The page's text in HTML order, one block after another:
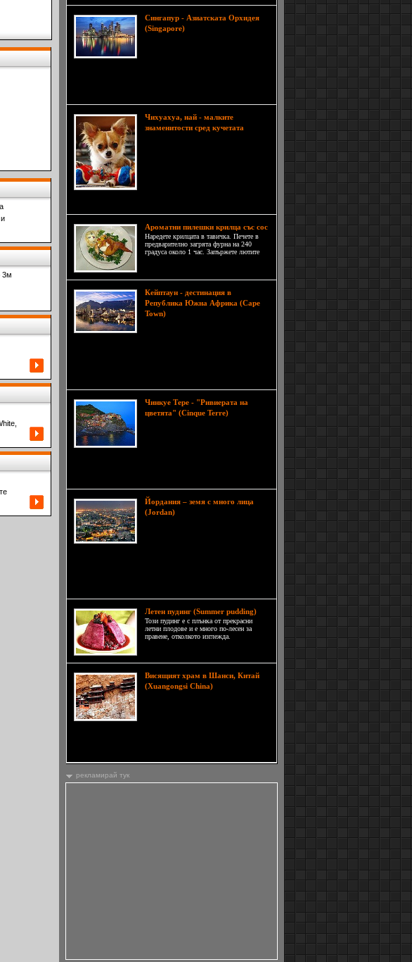
Сингапур - Азиатската Орхидея
(Singapore)Всеки уважаващ себе
Чихуахуа, най - малките
знаменитости сред кучетатаДа,
Ароматни пилешки крилца със сос
Наредете крилцата в тавичка. Печете в
предварително загрята фурна на 240
градуса около 1 час. Запържете лютите
Кейптаун - дестинация в
Република Южна Африка (Cape
Town)Това е едно от най-
Чинкуе Тере - "Ривиерата на
цветята" (Cinque Terre)По
Йордания – земя с много лица
(Jordan)Пътуването ни ще
Летен пудинг (Summer pudding)
Този пудинг е с плънка от прекрасни
летни плодове и е много по-лесен за
правене, отколкото изглежда.
Висящият храм в Шанси, Китай
(Xuangongsi China)Всички знаят,
рекламирай тук
3м